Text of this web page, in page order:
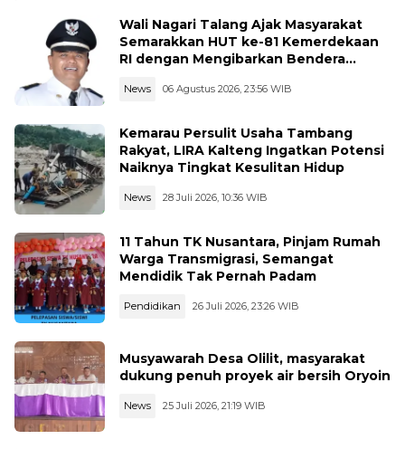
Wali Nagari Talang Ajak Masyarakat
Semarakkan HUT ke-81 Kemerdekaan
RI dengan Mengibarkan Bendera
News 06 Agustus 2026, 23:56 WIB
Kemarau Persulit Usaha Tambang
Rakyat, LIRA Kalteng Ingatkan Potensi
Naiknya Tingkat Kesulitan Hidup
News 28 Juli 2026, 10:36 WIB
11 Tahun TK Nusantara, Pinjam Rumah
Warga Transmigrasi, Semangat
Mendidik Tak Pernah Padam
Pendidikan 26 Juli 2026, 23:26 WIB
Musyawarah Desa Olilit, masyarakat
dukung penuh proyek air bersih Oryoin
News 25 Juli 2026, 21:19 WIB